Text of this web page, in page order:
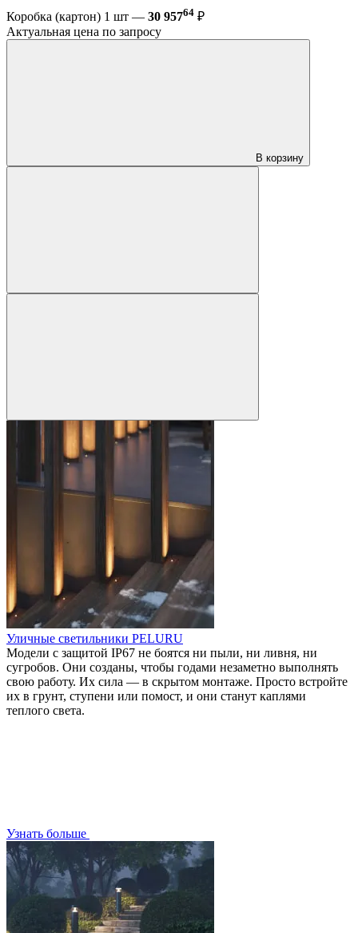
Коробка (картон) 1 шт — 30 95764 ₽
Актуальная цена по запросу
В корзину
Уличные светильники PELURU
Модели с защитой IP67 не боятся ни пыли, ни ливня, ни
сугробов. Они созданы, чтобы годами незаметно выполнять
свою работу. Их сила — в скрытом монтаже. Просто встройте
их в грунт, ступени или помост, и они станут каплями
теплого света.
Узнать больше